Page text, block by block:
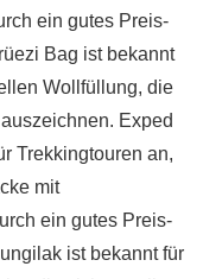
ein gutes Preis-
Bag ist bekannt
Wollfüllung, die
Exped
Trekkingtouren an,
mit
ein gutes Preis-
ist bekannt für